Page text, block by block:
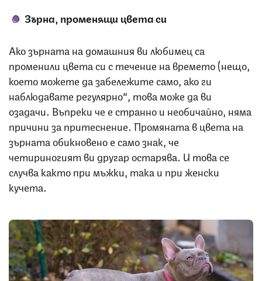
Зърна, променящи цвета си
Ако зърната на домашния ви любимец са
променили цвета си с течение на времето (нещо,
което можете да забележите само, ако ги
наблюдавате регулярно“, това може да ви
озадачи. Въпреки че е странно и необичайно, няма
причини за притеснение. Промяната в цвета на
зърната обикновено е само знак, че
четириногият ви другар остарява. И това се
случва както при мъжки, така и при женски
кучета.